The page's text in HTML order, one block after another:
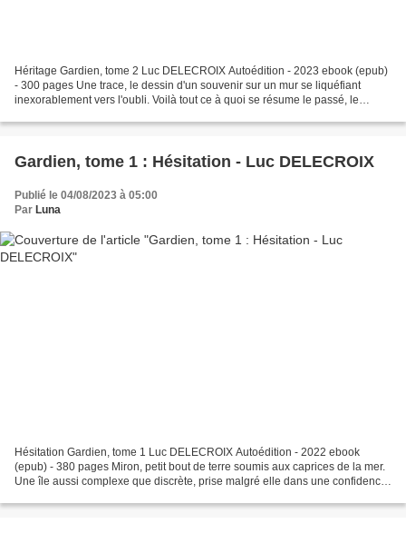
Héritage Gardien, tome 2 Luc DELECROIX Autoédition - 2023 ebook (epub)
- 300 pages Une trace, le dessin d'un souvenir sur un mur se liquéfiant
inexorablement vers l'oubli. Voilà tout ce à quoi se résume le passé, le
Gardien, tome 1 : Hésitation - Luc DELECROIX
Publié le 04/08/2023 à 05:00
Par Luna
Hésitation Gardien, tome 1 Luc DELECROIX Autoédition - 2022 ebook
(epub) - 380 pages Miron, petit bout de terre soumis aux caprices de la mer.
Une île aussi complexe que discrète, prise malgré elle dans une confidence